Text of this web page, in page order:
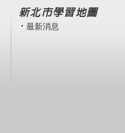
新北市學習地圖
最新消息